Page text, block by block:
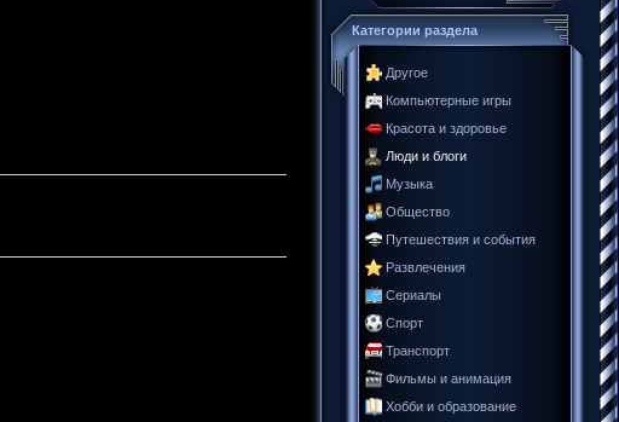
Категории раздела
Другое
Компьютерные игры
Красота и здоровье
Люди и блоги
Музыка
Общество
Путешествия и события
Развлечения
Сериалы
Спорт
Транспорт
Фильмы и анимация
Хобби и образование